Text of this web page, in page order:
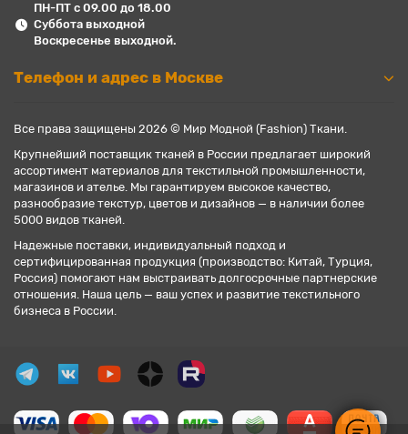
ПН-ПТ с 09.00 до 18.00
Суббота выходной
Воскресенье выходной.
Телефон и адрес в Москве
Все права защищены 2026 © Мир Модной (Fashion) Ткани.
Крупнейший поставщик тканей в России предлагает широкий
ассортимент материалов для текстильной промышленности,
магазинов и ателье. Мы гарантируем высокое качество,
разнообразие текстур, цветов и дизайнов — в наличии более
5000 видов тканей.
Надежные поставки, индивидуальный подход и
сертифицированная продукция (производство: Китай, Турция,
Россия) помогают нам выстраивать долгосрочные партнерские
отношения. Наша цель — ваш успех и развитие текстильного
бизнеса в России.